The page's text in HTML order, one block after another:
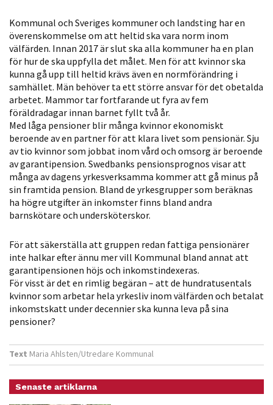
Kommunal och Sveriges kommuner och landsting har en
överenskommelse om att heltid ska vara norm inom
välfärden. Innan 2017 är slut ska alla kommuner ha en plan
för hur de ska uppfylla det målet. Men för att kvinnor ska
kunna gå upp till heltid krävs även en normförändring i
samhället. Män behöver ta ett större ansvar för det obetalda
arbetet. Mammor tar fortfarande ut fyra av fem
föräldradagar innan barnet fyllt två år.
Med låga pensioner blir många kvinnor ekonomiskt
beroende av en partner för att klara livet som pensionär. Sju
av tio kvinnor som jobbat inom vård och omsorg är beroende
av garantipension. Swedbanks pensionsprognos visar att
många av dagens yrkesverksamma kommer att gå minus på
sin framtida pension. Bland de yrkesgrupper som beräknas
ha högre utgifter än inkomster finns bland andra
barnskötare och undersköterskor.
För att säkerställa att gruppen redan fattiga pensionärer
inte halkar efter ännu mer vill Kommunal bland annat att
garantipensionen höjs och inkomstindexeras.
För visst är det en rimlig begäran – att de hundratusentals
kvinnor som arbetar hela yrkesliv inom välfärden och betalat
inkomstskatt under decennier ska kunna leva på sina
pensioner?
Text Maria Ahlsten/Utredare Kommunal
Senaste artiklarna
Statistik
För att vi ska
kunna
förbättra
hemsidans
funktionalitet
och
uppbyggnad,
baserat på
hur hemsidan
används.
hemsida ska
prestera så
bra som
möjligt under
ditt besök.
Om du nekar
kakorna